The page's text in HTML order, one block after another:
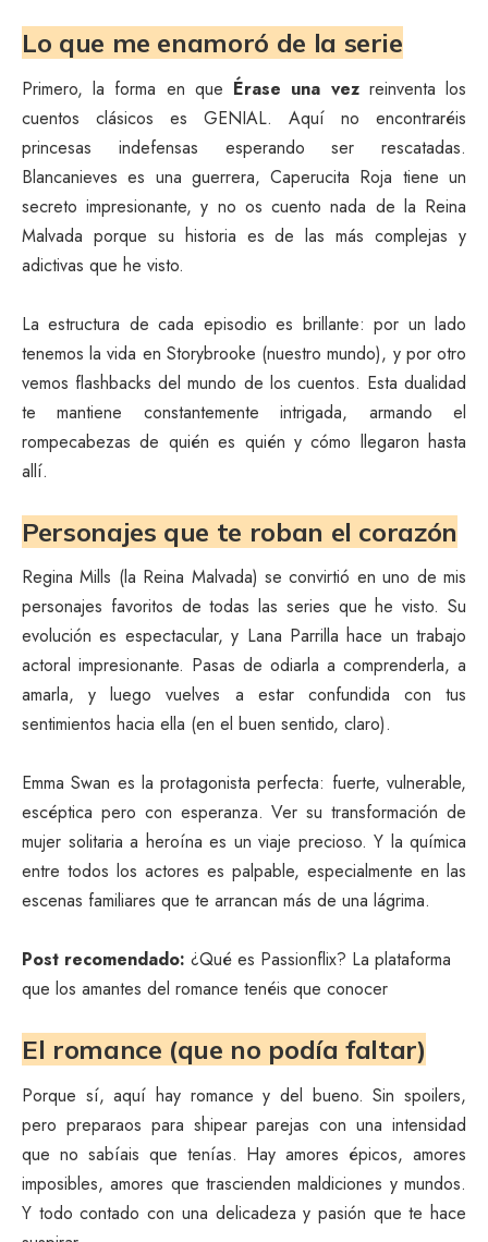
Lo que me enamoró de la serie
Primero, la forma en que Érase una vezreinventa los
cuentos clásicos es GENIAL. Aquí no encontraréis
princesas indefensas esperando ser rescatadas.
Blancanieves es una guerrera, Caperucita Roja tiene un
secreto impresionante, y no os cuento nada de la Reina
Malvada porque su historia es de las más complejas y
adictivas que he visto.
La estructura de cada episodio es brillante: por un lado
tenemos la vida en Storybrooke (nuestro mundo), y por otro
vemos flashbacks del mundo de los cuentos. Esta dualidad
te mantiene constantemente intrigada, armando el
rompecabezas de quién es quién y cómo llegaron hasta
allí.
Personajes que te roban el corazón
Regina Mills (la Reina Malvada) se convirtió en uno de mis
personajes favoritos de todas las series que he visto. Su
evolución es espectacular, y Lana Parrilla hace un trabajo
actoral impresionante. Pasas de odiarla a comprenderla, a
amarla, y luego vuelves a estar confundida con tus
sentimientos hacia ella (en el buen sentido, claro).
Emma Swan es la protagonista perfecta: fuerte, vulnerable,
escéptica pero con esperanza. Ver su transformación de
mujer solitaria a heroína es un viaje precioso. Y la química
entre todos los actores es palpable, especialmente en las
escenas familiares que te arrancan más de una lágrima.
Post recomendado: ¿Qué es Passionflix? La plataforma
que los amantes del romance tenéis que conocer
El romance (que no podía faltar)
Porque sí, aquí hay romance y del bueno. Sin spoilers,
pero preparaos para shipear parejas con una intensidad
que no sabíais que tenías. Hay amores épicos, amores
imposibles, amores que trascienden maldiciones y mundos.
Y todo contado con una delicadeza y pasión que te hace